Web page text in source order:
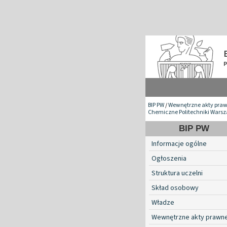
BIP PW/Wewnętrzne akty
Chemiczne Politechniki
BIP PW
Informacje ogólne
Ogłoszenia
Struktura uczelni
Skład osobowy
Władze
Wewnętrzne akty